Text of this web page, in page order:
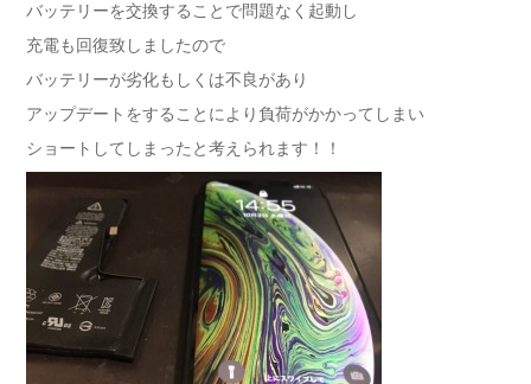
バッテリーを交換することで問題なく起動し
充電も回復致しましたので
バッテリーが劣化もしくは不良があり
アップデートをすることにより負荷がかかってしまい
ショートしてしまったと考えられます！！